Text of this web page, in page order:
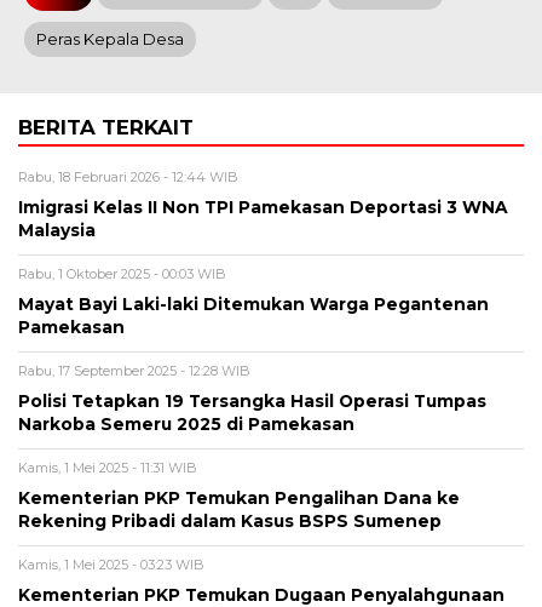
Peras Kepala Desa
BERITA TERKAIT
Rabu, 18 Februari 2026 - 12:44 WIB
Imigrasi Kelas II Non TPI Pamekasan Deportasi 3 WNA
Malaysia
Rabu, 1 Oktober 2025 - 00:03 WIB
Mayat Bayi Laki-laki Ditemukan Warga Pegantenan
Pamekasan
Rabu, 17 September 2025 - 12:28 WIB
Polisi Tetapkan 19 Tersangka Hasil Operasi Tumpas
Narkoba Semeru 2025 di Pamekasan
Kamis, 1 Mei 2025 - 11:31 WIB
Kementerian PKP Temukan Pengalihan Dana ke
Rekening Pribadi dalam Kasus BSPS Sumenep
Kamis, 1 Mei 2025 - 03:23 WIB
Kementerian PKP Temukan Dugaan Penyalahgunaan